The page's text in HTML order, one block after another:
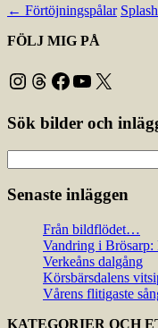
← Förtöjningspålar
FÖLJ MIG PÅ
Instagram
Threads
Facebook
YouTube
X
Sök bilder och
efter:
Senaste inläggen
Från bildflödet…
Vandring i
Verkeåns dalgång
Körsbärsdalens
Vårens flitigaste
KATEGORIER OCH